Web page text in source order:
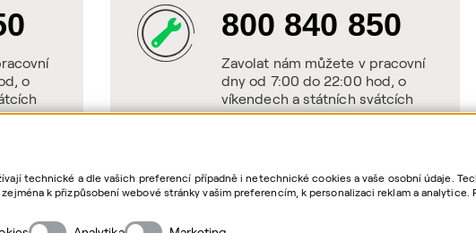
technické a dle vašich preferencí případně i netechnické cookies a vaše osobní údaje.
k přizpůsobení webové stránky vašim preferencím, k personalizaci reklam a analytice.
o
800 840 850
Zavolat nám můžete v pracovní
dny od 7:00 do 22:00 hod, o
víkendech a státních svátcích
od 8:00 do 20:00 hod.